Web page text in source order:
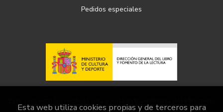
Pedidos especiales
Esta web utiliza cookies propias y de terceros para